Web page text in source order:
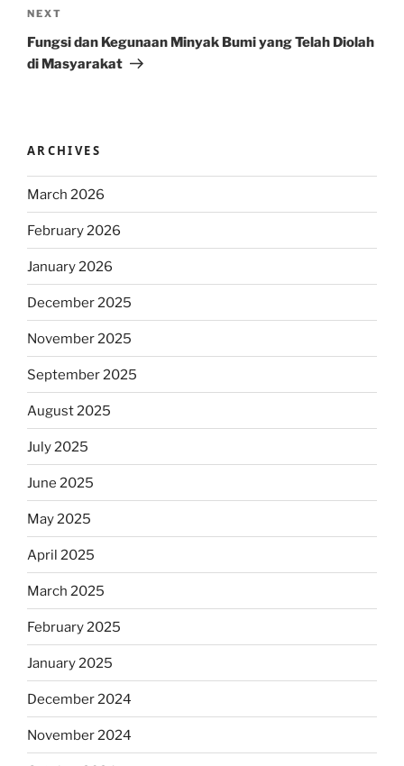
Next
Post
NEXT
Fungsi dan Kegunaan Minyak Bumi yang Telah Diolah
di Masyarakat
ARCHIVES
March 2026
February 2026
January 2026
December 2025
November 2025
September 2025
August 2025
July 2025
June 2025
May 2025
April 2025
March 2025
February 2025
January 2025
December 2024
November 2024